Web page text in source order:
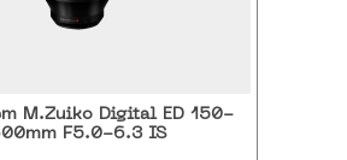
M.Zuiko Digital ED 150-
F5.0-6.3 IS